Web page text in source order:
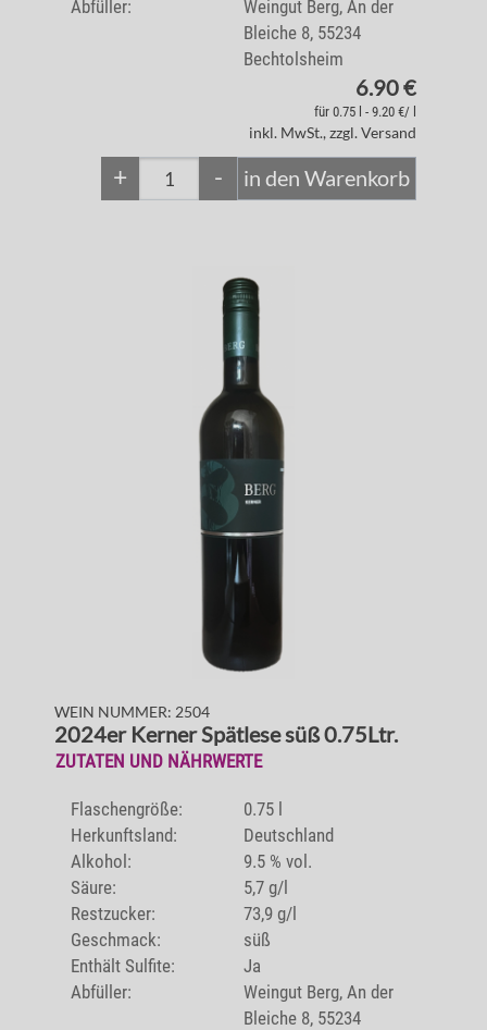
Abfüller:
Weingut Berg, An der
Bleiche 8, 55234
Bechtolsheim
6.90 €
für 0.75 l - 9.20 €/ l
inkl. MwSt., zzgl. Versand
+ - in den Warenkorb
WEIN NUMMER: 2504
2024er Kerner Spätlese süß 0.75Ltr.
ZUTATEN UND NÄHRWERTE
Flaschengröße:
0.75 l
Herkunftsland:
Deutschland
Alkohol:
9.5 % vol.
Säure:
5,7 g/l
Restzucker:
73,9 g/l
Geschmack:
süß
Enthält Sulfite:
Ja
Abfüller:
Weingut Berg, An der
Bleiche 8, 55234